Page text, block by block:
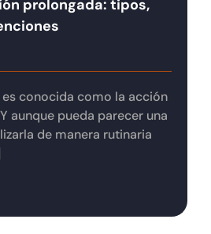
prolongada: tipos,
conocida como la acción
aunque pueda parecer una
de manera rutinaria